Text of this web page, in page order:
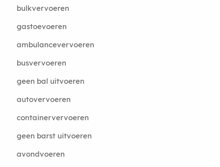
bulkvervoeren
gastoevoeren
ambulancevervoeren
busvervoeren
geen bal uitvoeren
autovervoeren
containervervoeren
geen barst uitvoeren
avondvoeren